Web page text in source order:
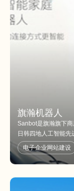
旗瀚机器人
Sanbot是旗瀚旗下
日韩四地人工智能
过深度学习持续提升
不同的智能化服务的
电子企业网站建设